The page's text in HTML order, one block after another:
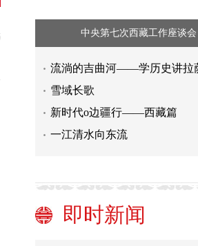
中央第七次西藏工作座谈会
流淌的吉曲河——学历史讲拉
雪域长歌
新时代o边疆行——西藏篇
一江清水向东流
即时新闻
如何引导传统民俗健康有序发
快递业，从拼“速度”到比“绿色”
打造高品质旅游观光研学专列
路助推旅游业复苏
辽宁：“非遗+”推进文化自信自
加快发展新一代人工智能（人
评）
为老百姓真心办事（中国道路